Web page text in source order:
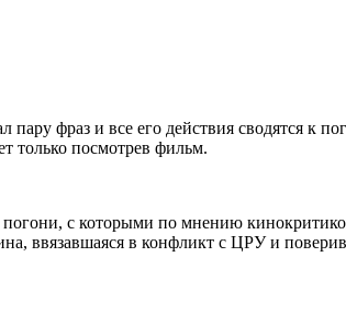
фраз и все его действия сводятся к
только посмотрев фильм.
с которыми по мнению
ввязавшаяся в конфликт с ЦРУ и